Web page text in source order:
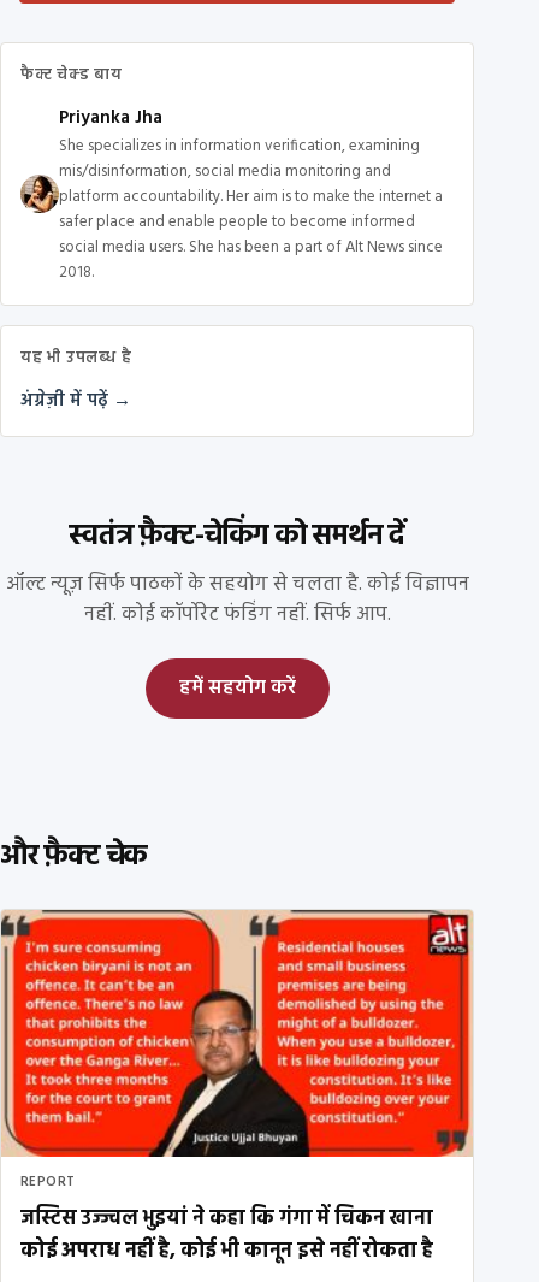
फैक्ट चेक्ड बाय
Priyanka Jha
She specializes in information verification, examining
mis/disinformation, social media monitoring and
platform accountability. Her aim is to make the internet a
safer place and enable people to become informed
social media users. She has been a part of Alt News since
2018.
यह भी उपलब्ध है
अंग्रेज़ी में पढ़ें →
स्वतंत्र फ़ैक्ट-चेकिंग को समर्थन दें
ऑल्ट न्यूज़ सिर्फ पाठकों के सहयोग से चलता है. कोई विज्ञापन
नहीं. कोई कॉर्पोरेट फंडिंग नहीं. सिर्फ आप.
हमें सहयोग करें
और फ़ैक्ट चेक
REPORT
जस्टिस उज्ज्वल भुइयां ने कहा कि गंगा में चिकन खाना
कोई अपराध नहीं है, कोई भी कानून इसे नहीं रोकता है